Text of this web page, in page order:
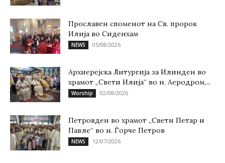
Прославен споменот на Св. пророк
Илија во Сиденхам
NEWS 05/08/2026
Архиерејска Литургија за Илинден во
храмот „Свети Илија“ во н. Аеродром,...
Worship 02/08/2026
Петровден во храмот „Свети Петар и
Павле“ во н. Ѓорче Петров
NEWS 12/07/2026